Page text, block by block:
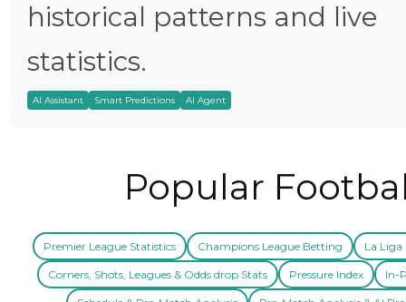
historical patterns and live
statistics.
AI Assistant Smart Predictions AI Agent
Popular
Premier League Statistics Champions League Betting La Liga
Corners, Shots, Leagues & Odds drop Stats Pressure Index In-